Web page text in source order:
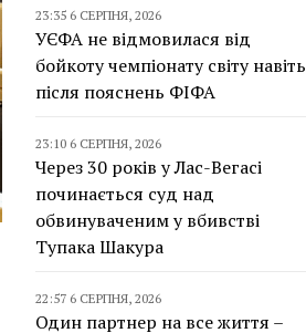
23:35 6 СЕРПНЯ, 2026
УЄФА не відмовилася від
бойкоту чемпіонату світу навіть
після пояснень ФІФА
23:10 6 СЕРПНЯ, 2026
Через 30 років у Лас-Вегасі
починається суд над
обвинуваченим у вбивстві
Тупака Шакура
22:57 6 СЕРПНЯ, 2026
Один партнер на все життя –